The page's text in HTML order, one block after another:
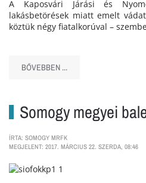
A Kaposvári Járási és
lakásbetörések miatt emelt
köztük négy fiatalkorúval –
BŐVEBBEN ...
Somogy megyei
ÍRTA: SOMOGY MRFK
MEGJELENT: 2017. MÁRCIUS 22. SZERDA, 08:46